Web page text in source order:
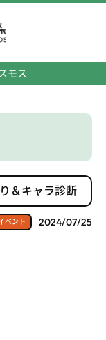
モス
＆キャラ診断
ベント 2024/07/25